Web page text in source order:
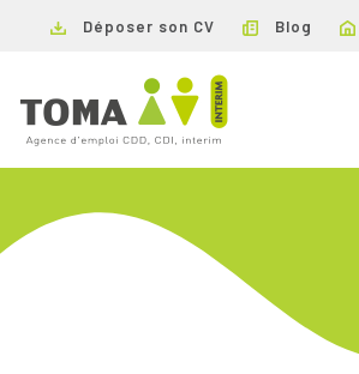
Déposer son CV Blog